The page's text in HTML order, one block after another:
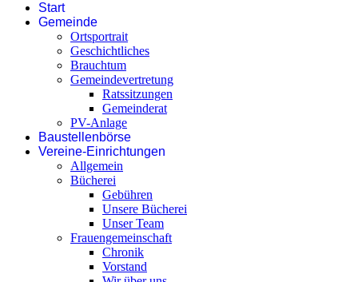
Start
Gemeinde
Ortsportrait
Geschichtliches
Brauchtum
Gemeindevertretung
Ratssitzungen
Gemeinderat
PV-Anlage
Baustellenbörse
Vereine-Einrichtungen
Allgemein
Bücherei
Gebühren
Unsere Bücherei
Unser Team
Frauengemeinschaft
Chronik
Vorstand